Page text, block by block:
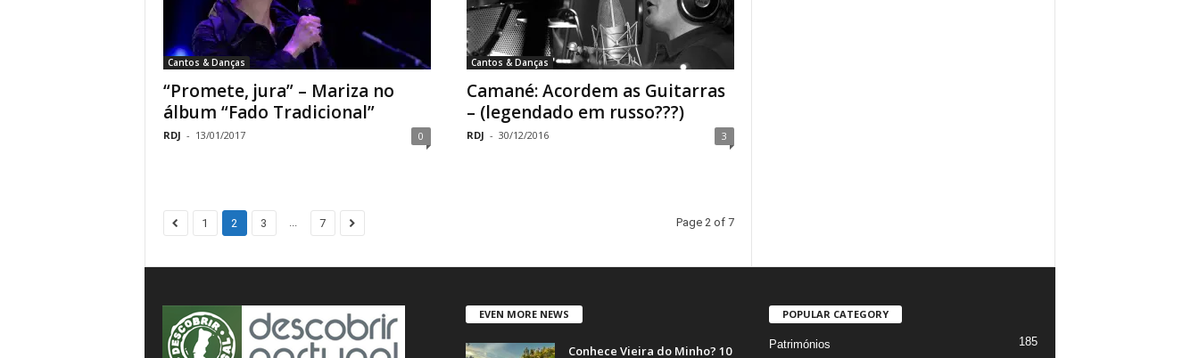
Cantos & Danças
“Promete, jura” – Mariza no
álbum “Fado Tradicional”
RDJ - 13/01/2017 0
Cantos & Danças
Camané: Acordem as Guitarras
– (legendado em russo???)
RDJ - 30/12/2016 3
1 2 3 ... 7 Page 2 of 7
EVEN MORE NEWS
Conhece Vieira do Minho? 10
POPULAR CATEGORY
Patrimónios 185